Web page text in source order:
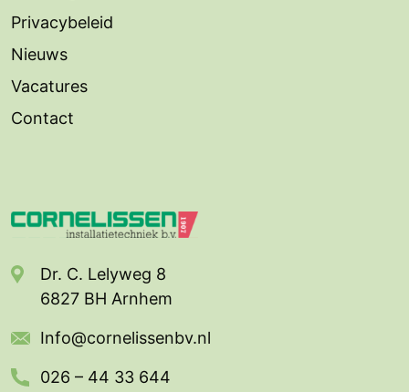
Privacybeleid
Nieuws
Vacatures
Contact
Dr. C. Lelyweg 8
6827 BH Arnhem
Info@cornelissenbv.nl
026 – 44 33 644